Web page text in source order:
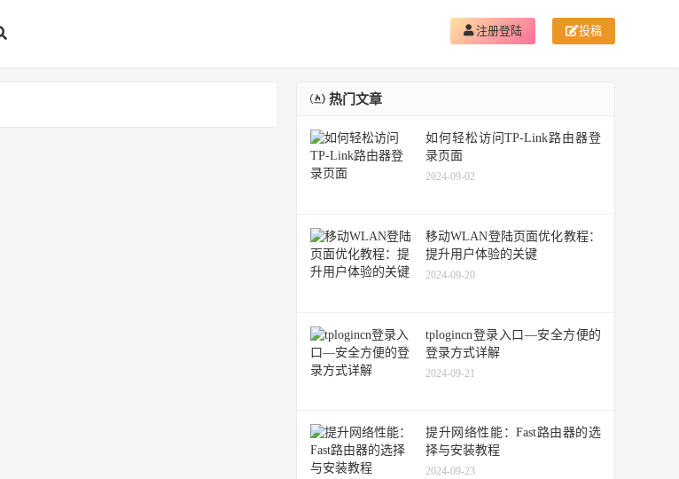
注册登陆 投稿
热门文章
如何轻松访问TP-Link路由器登
录页面
2024-09-02
移动WLAN登陆页面优化教程：
提升用户体验的关键
2024-09-20
tplogincn登录入口—安全方便的
登录方式详解
2024-09-21
提升网络性能：Fast路由器的选
择与安装教程
2024-09-23